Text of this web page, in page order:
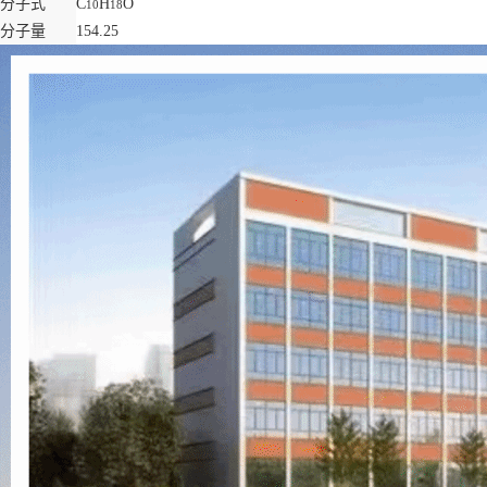
分子式 C10H18O
分子量
154.25